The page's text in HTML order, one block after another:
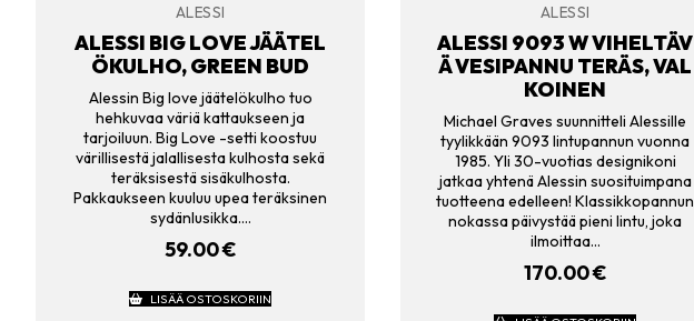
ALESSI
ALESSI BIG LOVE JÄÄTEL
ÖKULHO, GREEN BUD
Alessin Big love jäätelökulho tuo
hehkuvaa väriä kattaukseen ja
tarjoiluun. Big Love -setti koostuu
värillisestä jalallisesta kulhosta sekä
teräksisestä sisäkulhosta.
Pakkaukseen kuuluu upea teräksinen
sydänlusikka.…
59.00€
LISÄÄ OSTOSKORIIN
ALESSI
ALESSI 9093 W VIHELTÄV
Ä VESIPANNU TERÄS, VAL
KOINEN
Michael Graves suunnitteli Alessille
tyylikkään 9093 lintupannun vuonna
1985. Yli 30-vuotias designikoni
jatkaa yhtenä Alessin suosituimpana
tuotteena edelleen! Klassikkopannun
nokassa päivystää pieni lintu, joka
ilmoittaa…
170.00€